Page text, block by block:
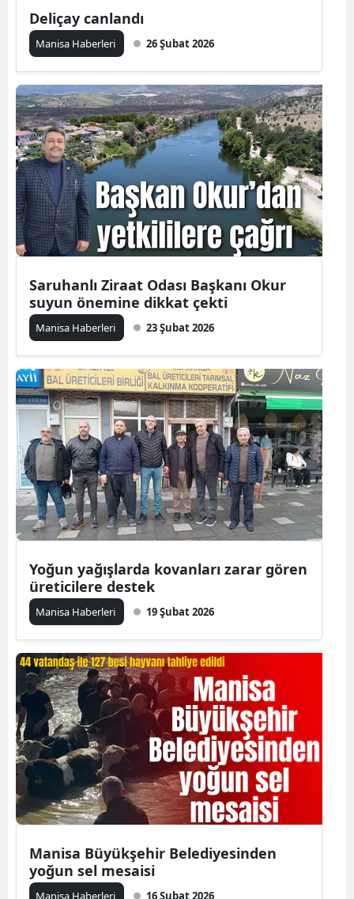
Deliçay canlandı
Manisa Haberleri 26 Şubat 2026
Saruhanlı Ziraat Odası Başkanı Okur
suyun önemine dikkat çekti
Manisa Haberleri 23 Şubat 2026
Yoğun yağışlarda kovanları zarar gören
üreticilere destek
Manisa Haberleri 19 Şubat 2026
Manisa Büyükşehir Belediyesinden
yoğun sel mesaisi
Manisa Haberleri 16 Şubat 2026